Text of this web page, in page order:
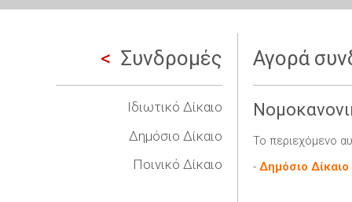
Συνδρομές
Ιδιωτικό Δίκαιο
Δημόσιο Δίκαιο
Ποινικό Δίκαιο
Αγορά
Το περιεχόμενο
- Δημόσιο Δίκαιο